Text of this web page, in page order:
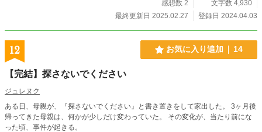
感想数 2
文字数 4,930
最終更新日 2025.02.27
登録日 2024.04.03
12 お気に入り追加 14
【完結】探さないでください
ジュレヌク
ある日、母親が、『探さないでください』と書き置きをして家出した。 3ヶ月後
帰ってきた母親は、何かが少しだけ変わっていた。 その変化が、当たり前にな
った頃、事件が起きる。